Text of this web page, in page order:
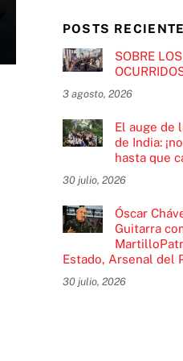
POSTS
SOBRE
3 agosto, 2026
El auge de
de India:
hasta que
30 julio, 2026
Óscar
Guitarra
Estado, Arsenal del
30 julio, 2026